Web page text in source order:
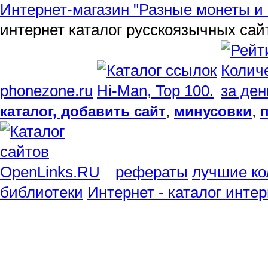
Интернет-магазин "Разные монеты и
интернет каталог русскоязычных
phonezone.ru
каталог, добавить сайт, минусовки,
рефераты лучшие
библиотеки Интернет - каталог